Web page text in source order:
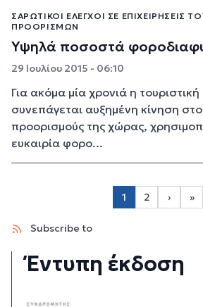
ΣΑΡΩΤΙΚΟΊ ΈΛΕΓΧΟΙ ΣΕ ΕΠΙΧΕΙΡΉΣΕΙΣ
ΠΡΟΟΡΙΣΜΏΝ
Υψηλά ποσοστά
29 Ιουλίου 2015 - 06:10
Για ακόμα μία χρονιά η
συνεπάγεται αυξημένη κίνηση
προορισμούς της χώρας,
ευκαιρία φορο...
1 Page 2
2
Next
› »
Subscribe to
Έντυπη έκδοση